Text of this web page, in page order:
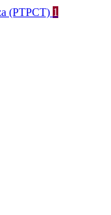
(PTPCT) 1